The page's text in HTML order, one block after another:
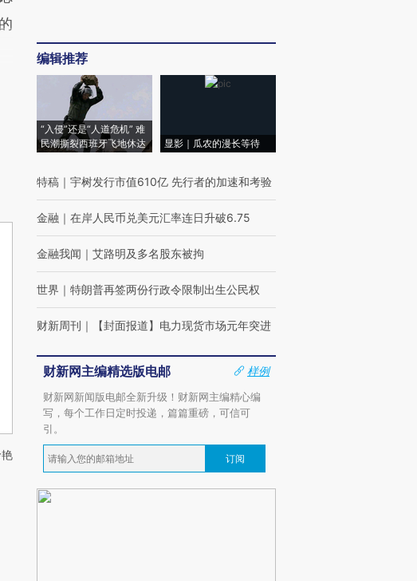
编辑推荐
“入侵”还是“人道危机” 难
民潮撕裂西班牙飞地休达
显影｜瓜农的漫长等待
特稿 ｜ 宇树发行市值610亿 先行者的加速和考验
金融 ｜ 在岸人民币兑美元汇率连日升破6.75
金融我闻 ｜ 艾路明及多名股东被拘
世界 ｜ 特朗普再签两份行政令限制出生公民权
财新周刊 ｜ 【封面报道】电力现货市场元年突进
财新网主编精选版电邮
样例
财新网新闻版电邮全新升级！财新网主编精心编
写，每个工作日定时投递，篇篇重磅，可信可
引。
订阅